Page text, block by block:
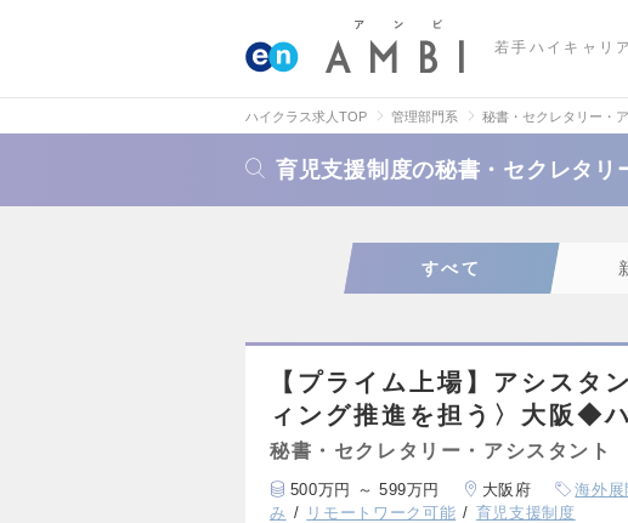
若手ハイキャリ
ハイクラス求人TOP 管理部門系 秘書・セクレタリー・
育児支援制度の秘書・セクレタ
すべて
【プライム上場】アシスタ
ィング推進を担う〉大阪◆
秘書・セクレタリー・アシスタント
500万円 ～ 599万円 大阪府 海外展
み
リモートワーク可能 育児支援制度